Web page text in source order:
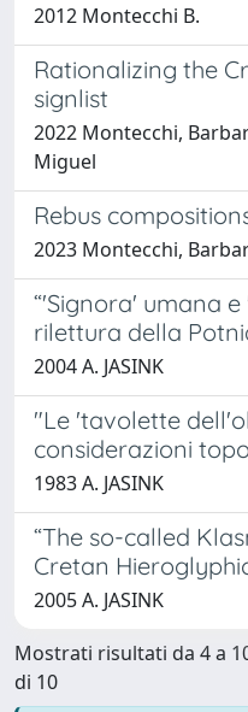
2012 Montecchi B.
Rationalizing the
signlist
2022 Montecchi,
Miguel
Rebus
2023 Montecchi,
“'Signora' umana
rilettura della
2004 A. JASINK
"Le 'tavolette
considerazioni
1983 A. JASINK
“The so-called
Cretan
2005 A. JASINK
Mostrati risultati da 4 a
di 10